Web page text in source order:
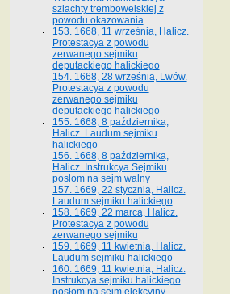
szlachty trembowelskiej z
powodu okazowania
153. 1668, 11 września, Halicz.
Protestacya z powodu
zerwanego sejmiku
deputackiego halickiego
154. 1668, 28 września, Lwów.
Protestacya z powodu
zerwanego sejmiku
deputackiego halickiego
155. 1668, 8 października,
Halicz. Laudum sejmiku
halickiego
156. 1668, 8 października,
Halicz. Instrukcya Sejmiku
posłom na sejm walny
157. 1669, 22 stycznia, Halicz.
Laudum sejmiku halickiego
158. 1669, 22 marca, Halicz.
Protestacya z powodu
zerwanego sejmiku
159. 1669, 11 kwietnia, Halicz.
Laudum sejmiku halickiego
160. 1669, 11 kwietnia, Halicz.
Instrukcya sejmiku halickiego
posłom na sejm elekcyjny